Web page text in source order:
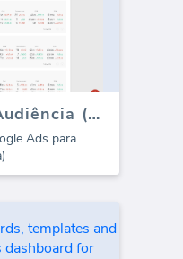
Google Ads PPC Audiência (Relatório)
Ads para